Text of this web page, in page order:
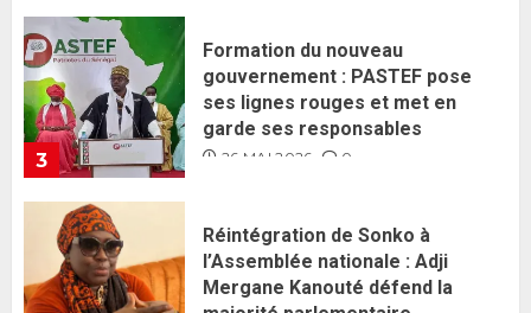
4
Réintégration de Sonko à
l’Assemblée nationale : Adji
Mergane Kanouté défend la
majorité parlementaire
26 MAI 2026 0
Guy Marius Sagna inquiet après la
nomination d’Al Aminou Lo : «
J’espère me tromper »